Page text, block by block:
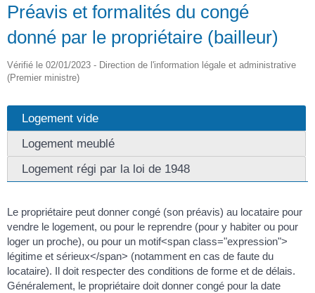
Préavis et formalités du congé
donné par le propriétaire (bailleur)
Vérifié le 02/01/2023 - Direction de l'information légale et administrative
(Premier ministre)
Logement vide
Logement meublé
Logement régi par la loi de 1948
Le propriétaire peut donner congé (son préavis) au locataire pour
vendre le logement, ou pour le reprendre (pour y habiter ou pour
loger un proche), ou pour un motif<span class="expression">
légitime et sérieux</span> (notamment en cas de faute du
locataire). Il doit respecter des conditions de forme et de délais.
Généralement, le propriétaire doit donner congé pour la date